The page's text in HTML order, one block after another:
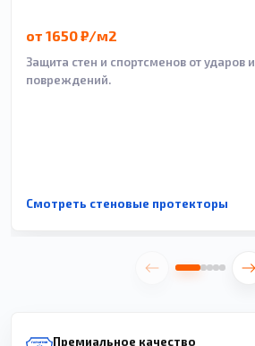
от 1650 ₽/м2
Защита стен и спортсменов от ударов и
повреждений.
Смотреть стеновые протекторы
Премиальное качество